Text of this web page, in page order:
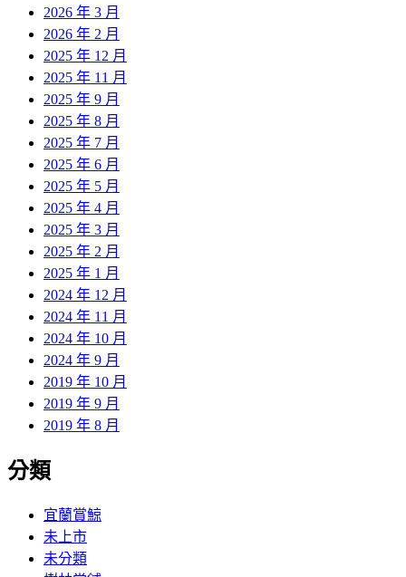
2026 年 3 月
2026 年 2 月
2025 年 12 月
2025 年 11 月
2025 年 9 月
2025 年 8 月
2025 年 7 月
2025 年 6 月
2025 年 5 月
2025 年 4 月
2025 年 3 月
2025 年 2 月
2025 年 1 月
2024 年 12 月
2024 年 11 月
2024 年 10 月
2024 年 9 月
2019 年 10 月
2019 年 9 月
2019 年 8 月
分類
宜蘭賞鯨
未上市
未分類